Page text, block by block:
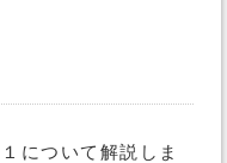
について解説しま